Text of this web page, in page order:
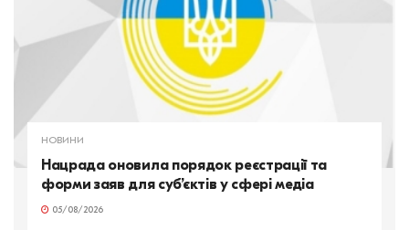
НОВИНИ
Нацрада оновила порядок реєстрації та
форми заяв для суб’єктів у сфері медіа
05/08/2026